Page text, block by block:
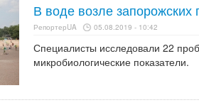
В воде возле
РепортерUA 05.08.2019 - 10:42
Специалисты исследовали 22
микробиологические показатели.